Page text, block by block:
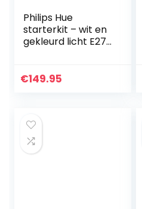
Philips Hue
starterkit – wit en
gekleurd licht E27,
€149.95